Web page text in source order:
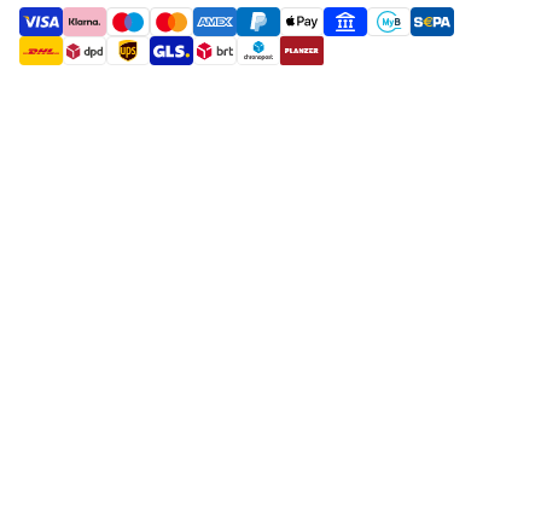
payment methods
shipment methods